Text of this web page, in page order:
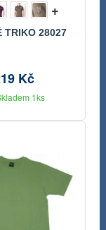
+
TRIKO 28027
Kč
1ks